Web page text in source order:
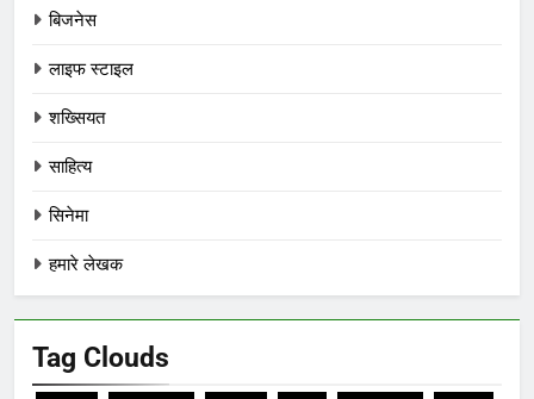
बिजनेस
लाइफ स्टाइल
शख्सियत
साहित्य
सिनेमा
हमारे लेखक
Tag Clouds